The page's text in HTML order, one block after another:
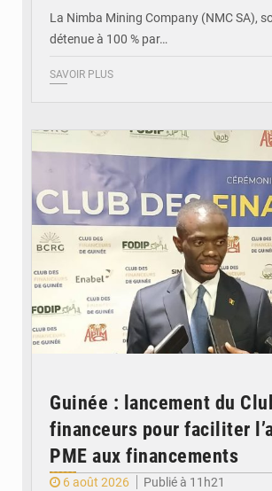
La Nimba Mining Company (NMC SA),
détenue à 100 % par…
SAVOIR PLUS
Guinée : lancement du
financeurs pour faciliter
PME aux financements
6 août 2026
Publié à 11h21